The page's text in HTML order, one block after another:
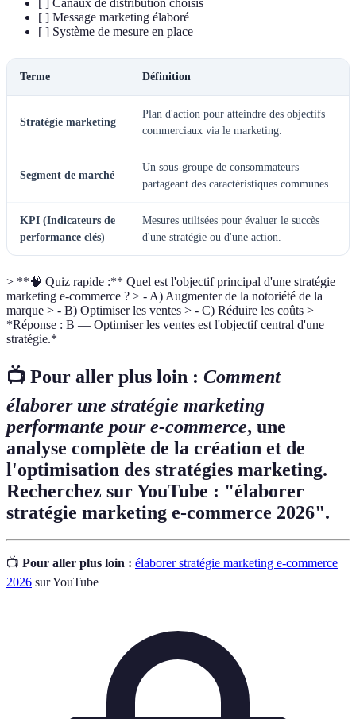
[ ] Canaux de distribution choisis
[ ] Message marketing élaboré
[ ] Système de mesure en place
Terme Définition
Stratégie marketing
Plan d'action pour atteindre des objectifs
commerciaux via le marketing.
Segment de marché
Un sous-groupe de consommateurs
partageant des caractéristiques communes.
KPI (Indicateurs de
performance clés)
Mesures utilisées pour évaluer le succès
d'une stratégie ou d'une action.
> **🧠 Quiz rapide :** Quel est l'objectif principal d'une stratégie
marketing e-commerce ? > - A) Augmenter de la notoriété de la
marque > - B) Optimiser les ventes > - C) Réduire les coûts >
*Réponse : B — Optimiser les ventes est l'objectif central d'une
stratégie.*
📺 Pour aller plus loin : Comment
élaborer une stratégie marketing
performante pour e-commerce, une
analyse complète de la création et de
l'optimisation des stratégies marketing.
Recherchez sur YouTube : "élaborer
stratégie marketing e-commerce 2026".
📺 Pour aller plus loin : élaborer stratégie marketing e-commerce
2026 sur YouTube